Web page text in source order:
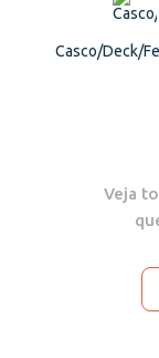
Casco/Deck/
Veja